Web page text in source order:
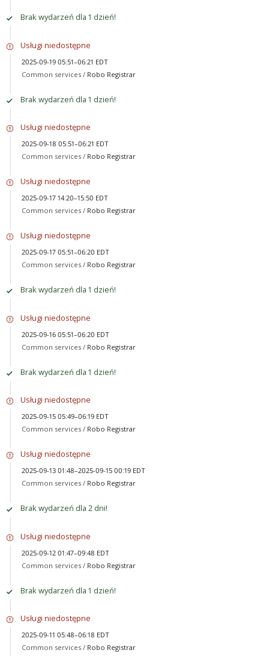
Brak wydarzeń dla 1 dzień!
Usługi niedostępne
2025-09-19 05:51–06:21 EDT
Common services / Robo Registrar
Brak wydarzeń dla 1 dzień!
Usługi niedostępne
2025-09-18 05:51–06:21 EDT
Common services / Robo Registrar
Usługi niedostępne
2025-09-17 14:20–15:50 EDT
Common services / Robo Registrar
Usługi niedostępne
2025-09-17 05:51–06:20 EDT
Common services / Robo Registrar
Brak wydarzeń dla 1 dzień!
Usługi niedostępne
2025-09-16 05:51–06:20 EDT
Common services / Robo Registrar
Brak wydarzeń dla 1 dzień!
Usługi niedostępne
2025-09-15 05:49–06:19 EDT
Common services / Robo Registrar
Usługi niedostępne
2025-09-13 01:48–2025-09-15 00:19 EDT
Common services / Robo Registrar
Brak wydarzeń dla 2 dni!
Usługi niedostępne
2025-09-12 01:47–09:48 EDT
Common services / Robo Registrar
Brak wydarzeń dla 1 dzień!
Usługi niedostępne
2025-09-11 05:48–06:18 EDT
Common services / Robo Registrar